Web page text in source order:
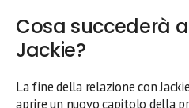
Cosa succederà
Jackie?
La fine della relazione con
aprire un nuovo capitolo della